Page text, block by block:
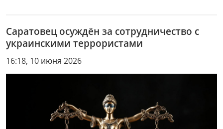
Саратовец осуждён за сотрудничество с
украинскими террористами
16:18, 10 июня 2026